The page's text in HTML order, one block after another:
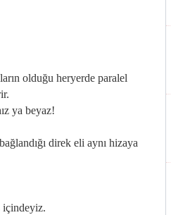
olduğu heryerde paralel
ya beyaz!
direk eli aynı hizaya
içindeyiz.